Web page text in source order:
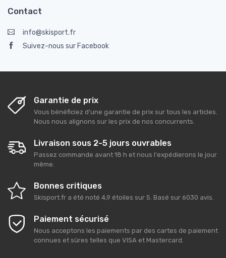
Contact
info@skisport.fr
Suivez-nous sur Facebook
Garantie de prix
Vous bénéficiez d'une garantie de prix sur tous les articles.
Nous nous alignons sur les prix de nos concurrents.
Livraison sous 2-5 jours ouvrables
Passez commande avant 18 h et nous l'expédierons le jour
même.
Bonnes critiques
Skisport.fr a été noté 4,9 étoiles sur 5. Basé sur 6030 avis.
Paiement sécurisé
Nous acceptons les paiements par des cartes de paiement
connues et sûres telles que VISA et Mastercard.